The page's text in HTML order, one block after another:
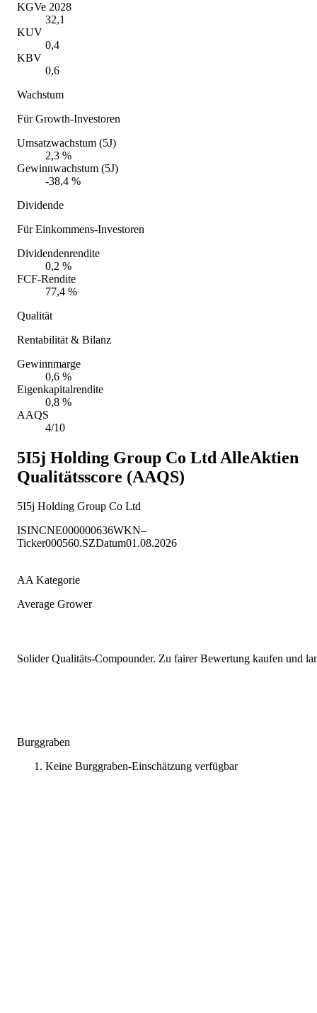
KGVe 2028
32,1
KUV
0,4
KBV
0,6
Wachstum
Für Growth-Investoren
Umsatzwachstum (5J)
2,3 %
Gewinnwachstum (5J)
-38,4 %
Dividende
Für Einkommens-Investoren
Dividendenrendite
0,2 %
FCF-Rendite
77,4 %
Qualität
Rentabilität & Bilanz
Gewinnmarge
0,6 %
Eigenkapitalrendite
0,8 %
AAQS
4/10
5I5j Holding Group Co Ltd AlleAktien
Qualitätsscore (AAQS)
5I5j Holding Group Co Ltd
ISINCNE000000636WKN–
Ticker000560.SZDatum01.08.2026
AA Kategorie
Average Grower
Solider Qualitäts-Compounder. Zu fairer Bewertung kaufen und
Burggraben
Keine Burggraben-Einschätzung verfügbar